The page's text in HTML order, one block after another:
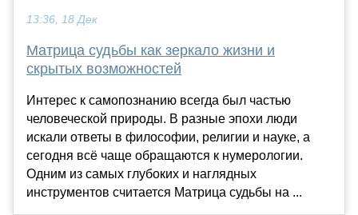
13:36, 18 Дек
Матрица судьбы как зеркало жизни и
скрытых возможностей
Интерес к самопознанию всегда был частью
человеческой природы. В разные эпохи люди
искали ответы в философии, религии и науке, а
сегодня всё чаще обращаются к нумерологии.
Одним из самых глубоких и наглядных
инструментов считается Матрица судьбы на ...